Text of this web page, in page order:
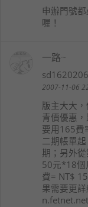
申辦門號
喔！
一路~
sd1620206
2007-11-06
版主大大
青價優惠
要用165費
二期帳單
期；另外
50元*18個
費= NT$
果需要更